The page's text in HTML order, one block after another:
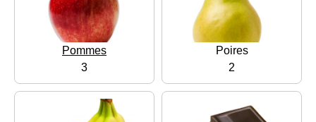
Pommes
3
Poires
2